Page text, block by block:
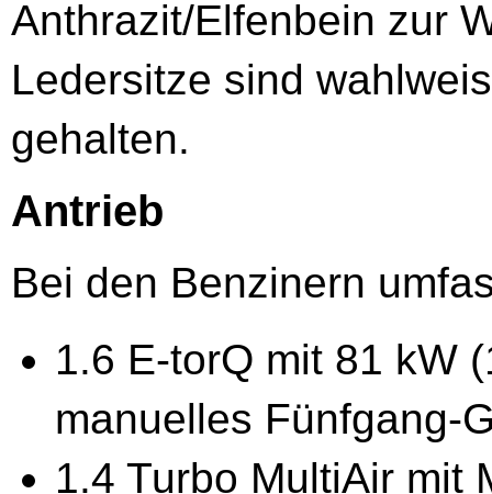
Anthrazit/Elfenbein zur
Ledersitze sind
gehalten.
Antrieb
Bei den Benzinern
1.6 E-torQ mit 81 kW
manuelles Fünfgang-
1.4 Turbo MultiAir mit